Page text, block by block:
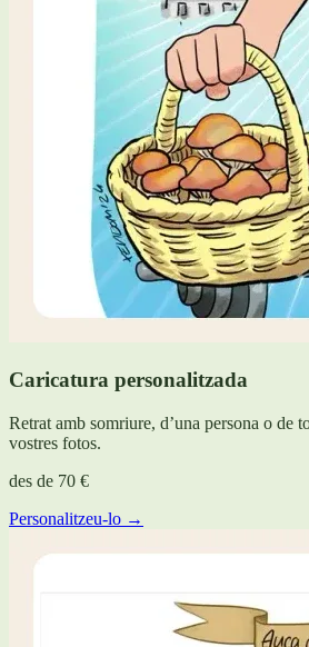
Caricatura personalitzada
Retrat amb somriure, d’una persona o de
vostres fotos.
des de 70 €
Personalitzeu-lo →